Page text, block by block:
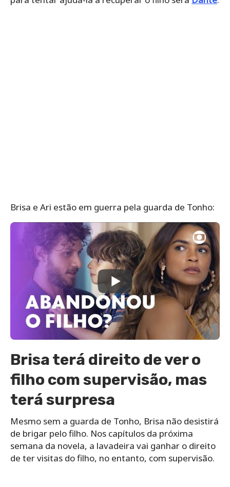
Brisa e Ari estão em guerra pela guarda de Tonho:
Brisa terá direito de ver o
filho com supervisão, mas
terá surpresa
Mesmo sem a guarda de Tonho, Brisa não desistirá
de brigar pelo filho. Nos capítulos da próxima
semana da novela, a lavadeira vai ganhar o direito
de ter visitas do filho, no entanto, com supervisão.